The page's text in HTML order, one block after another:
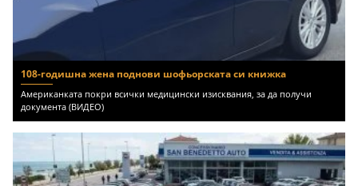
108-годишна жена поднови шофьорската си книжка
Американката покри всички медицински изисквания, за да получи
документа (ВИДЕО)